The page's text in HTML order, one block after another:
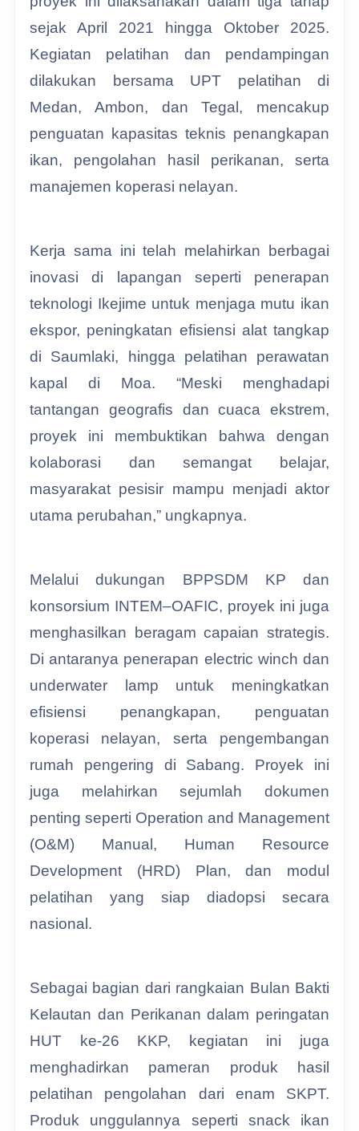
sejak April 2021 hingga Oktober 2025.
Kegiatan pelatihan dan pendampingan
dilakukan bersama UPT pelatihan di
Medan, Ambon, dan Tegal, mencakup
penguatan kapasitas teknis penangkapan
ikan, pengolahan hasil perikanan, serta
manajemen koperasi nelayan.
Kerja sama ini telah melahirkan berbagai
inovasi di lapangan seperti penerapan
teknologi Ikejime untuk menjaga mutu ikan
ekspor, peningkatan efisiensi alat tangkap
di Saumlaki, hingga pelatihan perawatan
kapal di Moa. “Meski menghadapi
tantangan geografis dan cuaca ekstrem,
proyek ini membuktikan bahwa dengan
kolaborasi dan semangat belajar,
masyarakat pesisir mampu menjadi aktor
utama perubahan,” ungkapnya.
Melalui dukungan BPPSDM KP dan
konsorsium INTEM–OAFIC, proyek ini juga
menghasilkan beragam capaian strategis.
Di antaranya penerapan electric winch dan
underwater lamp untuk meningkatkan
efisiensi penangkapan, penguatan
koperasi nelayan, serta pengembangan
rumah pengering di Sabang. Proyek ini
juga melahirkan sejumlah dokumen
penting seperti Operation and Management
(O&M) Manual, Human Resource
Development (HRD) Plan, dan modul
pelatihan yang siap diadopsi secara
nasional.
Sebagai bagian dari rangkaian Bulan Bakti
Kelautan dan Perikanan dalam peringatan
HUT ke-26 KKP, kegiatan ini juga
menghadirkan pameran produk hasil
pelatihan pengolahan dari enam SKPT.
Produk unggulannya seperti snack ikan